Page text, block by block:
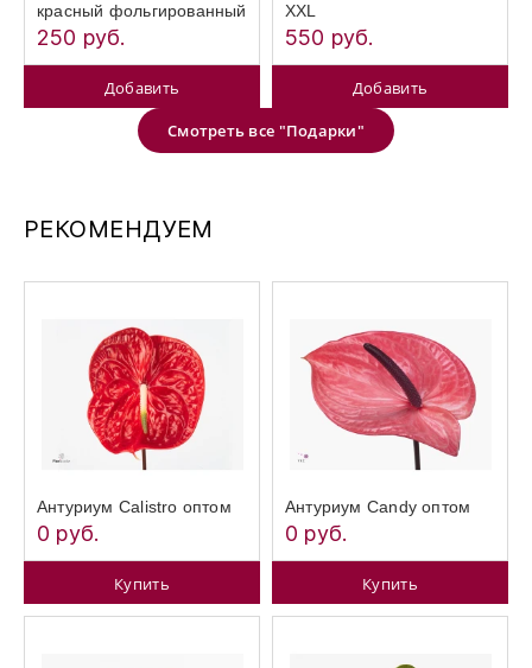
красный фольгированный
250 руб.
Добавить
XXL
550 руб.
Добавить
Смотреть все "Подарки"
РЕКОМЕНДУЕМ
Антуриум Calistro оптом
0 руб.
Купить
Антуриум Candy оптом
0 руб.
Купить